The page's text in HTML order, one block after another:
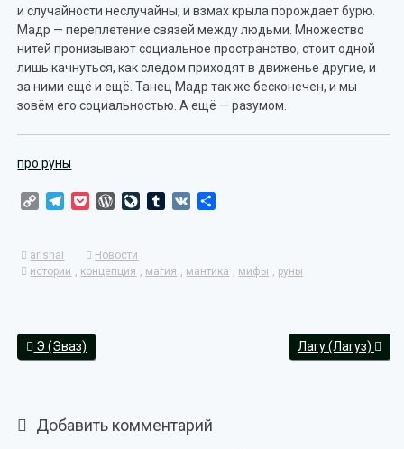
и случайности неслучайны, и взмах крыла порождает бурю.
Мадр — переплетение связей между людьми. Множество
нитей пронизывают социальное пространство, стоит одной
лишь качнуться, как следом приходят в движенье другие, и
за ними ещё и ещё. Танец Мадр так же бесконечен, и мы
зовём его социальностью. А ещё — разумом.
про руны
Copy TelegramPocketWordPress
LiveJournal
Tumblr
VK
arishai
Новости
истории , концепция , магия , мантика , мифы , руны
Э (Эваз) Лагу (Лагуз)
Добавить комментарий